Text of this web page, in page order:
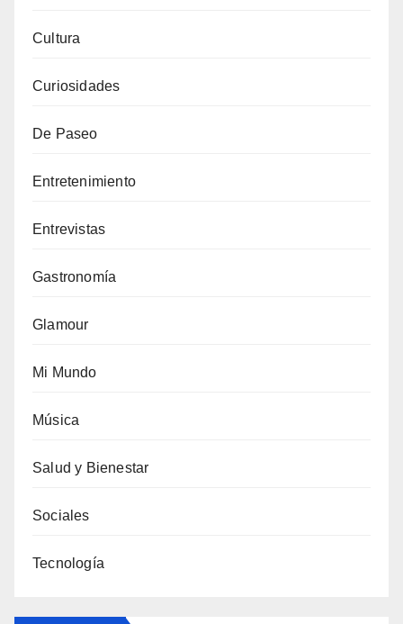
Cultura
Curiosidades
De Paseo
Entretenimiento
Entrevistas
Gastronomía
Glamour
Mi Mundo
Música
Salud y Bienestar
Sociales
Tecnología